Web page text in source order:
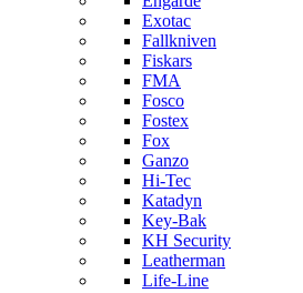
Exotac
Fallkniven
Fiskars
FMA
Fosco
Fostex
Fox
Ganzo
Hi-Tec
Katadyn
Key-Bak
KH Security
Leatherman
Life-Line